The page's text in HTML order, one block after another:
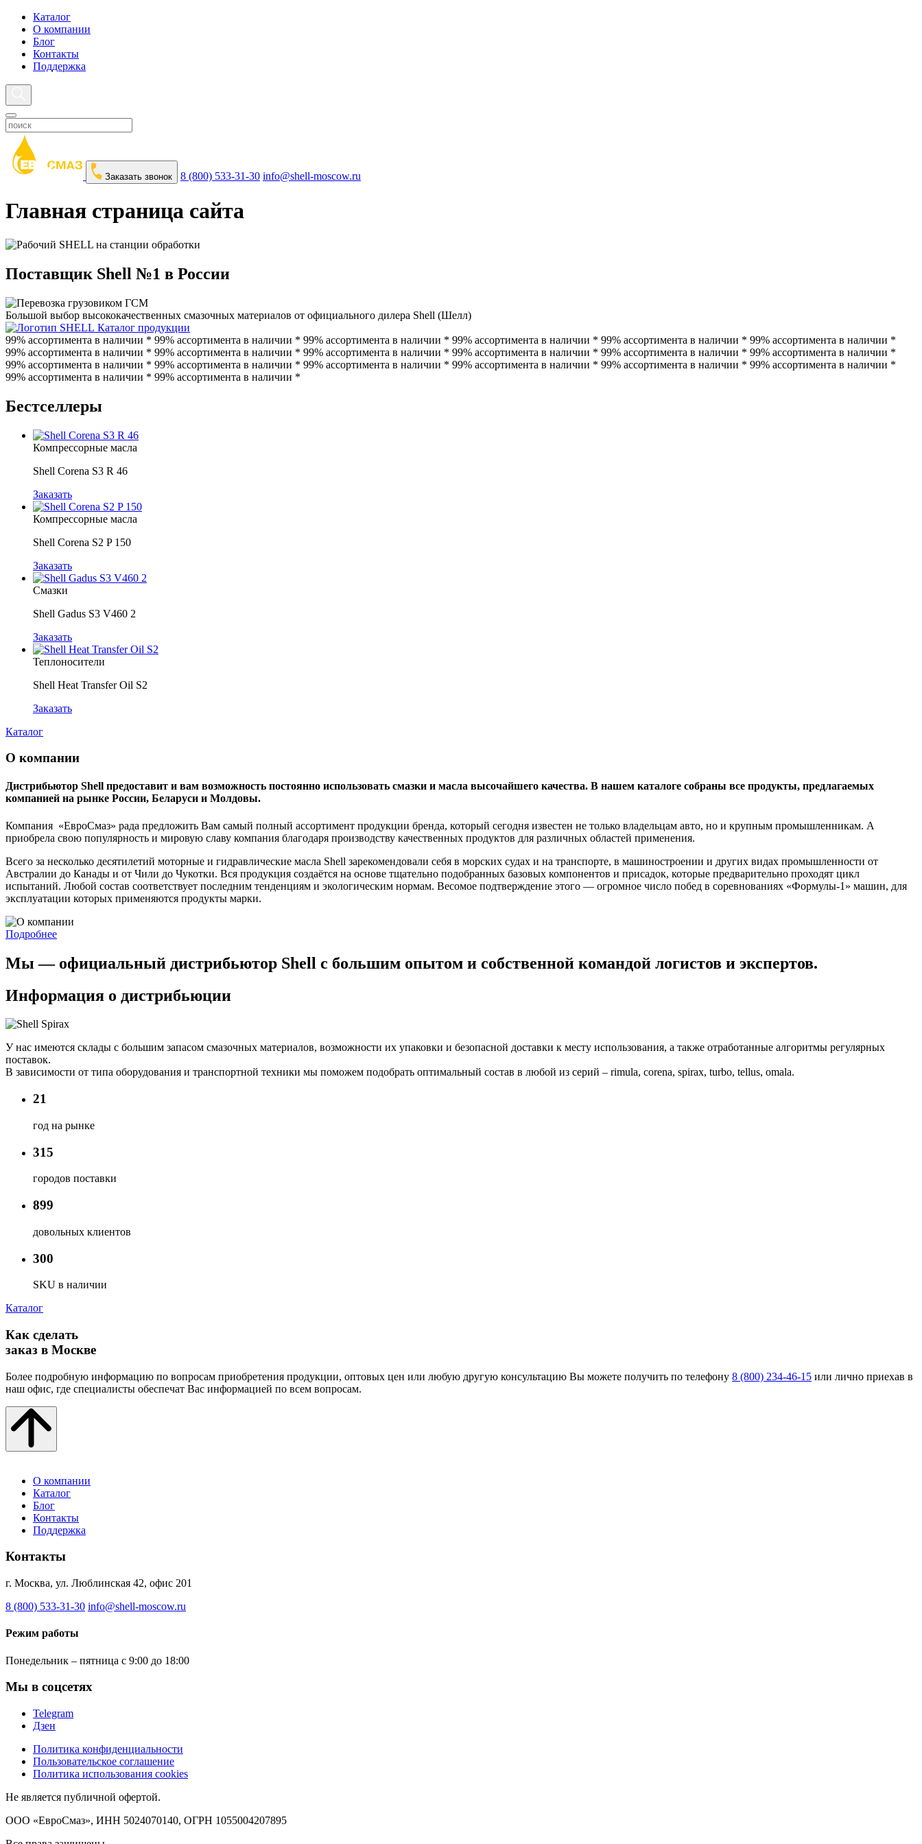
Каталог
О компании
Блог
Контакты
Поддержка
Заказать звонок 8 (800) 533-31-30 info@shell-moscow.ru
Главная страница сайта
Поставщик Shell №1 в России
Большой выбор высококачественных смазочных материалов от официального дилера Shell (Шелл)
Каталог продукции
99% ассортимента в наличии * 99% ассортимента в наличии * 99% ассортимента в наличии * 99% ассортимента в наличии * 99% ассортимента в наличии * 99% ассортимента в наличии *
99% ассортимента в наличии * 99% ассортимента в наличии * 99% ассортимента в наличии * 99% ассортимента в наличии * 99% ассортимента в наличии * 99% ассортимента в наличии *
99% ассортимента в наличии * 99% ассортимента в наличии * 99% ассортимента в наличии * 99% ассортимента в наличии * 99% ассортимента в наличии * 99% ассортимента в наличии *
99% ассортимента в наличии * 99% ассортимента в наличии *
Бестселлеры
Компрессорные масла
Shell Corena S3 R 46
Заказать
Компрессорные масла
Shell Corena S2 P 150
Заказать
Смазки
Shell Gadus S3 V460 2
Заказать
Теплоносители
Shell Heat Transfer Oil S2
Заказать
Каталог
О компании
Дистрибьютор Shell предоставит и вам возможность постоянно использовать смазки и масла высочайшего качества. В нашем каталоге собраны все продукты, предлагаемых
компанией на рынке России, Беларуси и Молдовы.
Компания «ЕвроСмаз» рада предложить Вам самый полный ассортимент продукции бренда, который сегодня известен не только владельцам авто, но и крупным промышленникам. А
приобрела свою популярность и мировую славу компания благодаря производству качественных продуктов для различных областей применения.
Всего за несколько десятилетий моторные и гидравлические масла Shell зарекомендовали себя в морских судах и на транспорте, в машиностроении и других видах промышленности от
Австралии до Канады и от Чили до Чукотки. Вся продукция создаётся на основе тщательно подобранных базовых компонентов и присадок, которые предварительно проходят цикл
испытаний. Любой состав соответствует последним тенденциям и экологическим нормам. Весомое подтверждение этого — огромное число побед в соревнованиях «Формулы-1» машин, для
эксплуатации которых применяются продукты марки.
Подробнее
Мы — официальный дистрибьютор Shell с большим опытом и собственной командой логистов и экспертов.
Информация о дистрибьюции
У нас имеются склады с большим запасом смазочных материалов, возможности их упаковки и безопасной доставки к месту использования, а также отработанные алгоритмы регулярных
поставок.
В зависимости от типа оборудования и транспортной техники мы поможем подобрать оптимальный состав в любой из серий – rimula, corena, spirax, turbo, tellus, omala.
21
год на рынке
315
городов поставки
899
довольных клиентов
300
SKU в наличии
Каталог
Как сделать
заказ в Москве
Более подробную информацию по вопросам приобретения продукции, оптовых цен или любую другую консультацию Вы можете получить по телефону 8 (800) 234-46-15 или лично приехав в
наш офис, где специалисты обеспечат Вас информацией по всем вопросам.
О компании
Каталог
Блог
Контакты
Поддержка
Контакты
г. Москва, ул. Люблинская 42, офис 201
8 (800) 533-31-30 info@shell-moscow.ru
Режим работы
Понедельник – пятница с 9:00 до 18:00
Мы в соцсетях
Telegram
Дзен
Политика конфиденциальности
Пользовательское соглашение
Политика использования cookies
Не является публичной офертой.
ООО «ЕвроСмаз», ИНН 5024070140, ОГРН 1055004207895